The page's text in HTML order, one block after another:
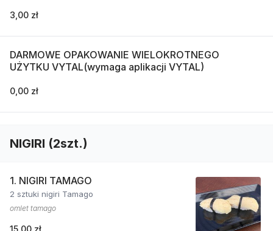
3,00 zł
DARMOWE OPAKOWANIE WIELOKROTNEGO
UŻYTKU VYTAL(wymaga aplikacji VYTAL)
0,00 zł
NIGIRI (2szt.)
1. NIGIRI TAMAGO
2 sztuki nigiri Tamago
omlet tamago
15,00 zł